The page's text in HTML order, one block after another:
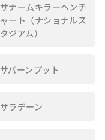
サナームキラーヘンチ
ャート（ナショナルス
タジアム）
サパーンプット
サラデーン